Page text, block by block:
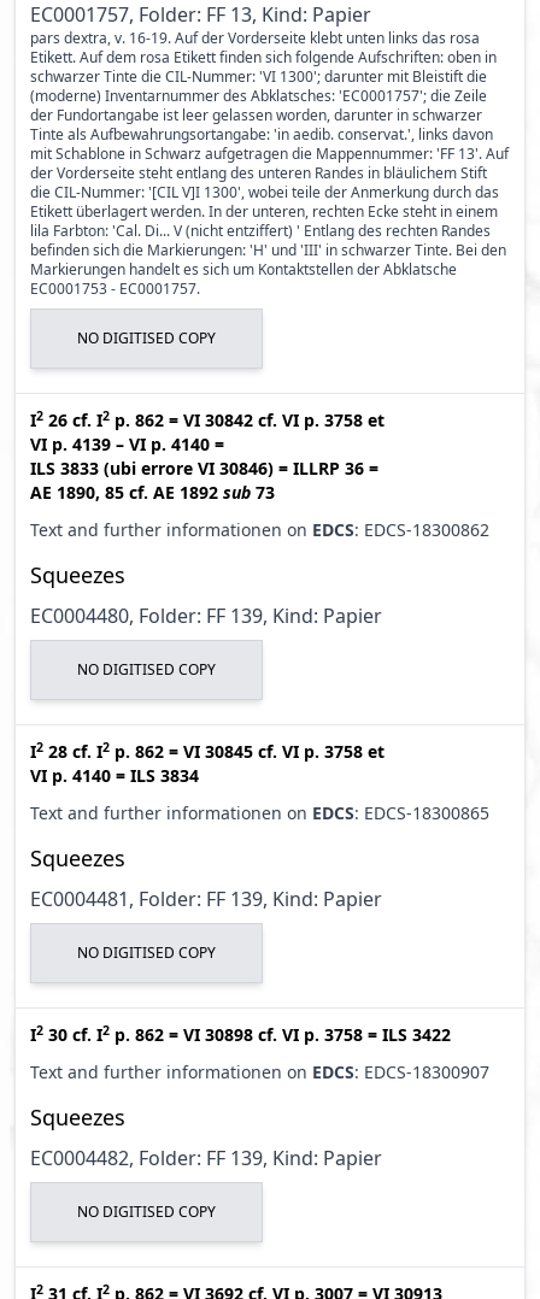
EC0001757, Folder: FF 13, Kind: Papier
pars dextra, v. 16-19. Auf der Vorderseite klebt unten links das rosa
Etikett. Auf dem rosa Etikett finden sich folgende Aufschriften: oben in
schwarzer Tinte die CIL-Nummer: 'VI 1300'; darunter mit Bleistift die
(moderne) Inventarnummer des Abklatsches: 'EC0001757'; die Zeile
der Fundortangabe ist leer gelassen worden, darunter in schwarzer
Tinte als Aufbewahrungsortangabe: 'in aedib. conservat.', links davon
mit Schablone in Schwarz aufgetragen die Mappennummer: 'FF 13'. Auf
der Vorderseite steht entlang des unteren Randes in bläulichem Stift
die CIL-Nummer: '[CIL V]I 1300', wobei teile der Anmerkung durch das
Etikett überlagert werden. In der unteren, rechten Ecke steht in einem
lila Farbton: 'Cal. Di... V (nicht entziffert) ' Entlang des rechten Randes
befinden sich die Markierungen: 'H' und 'III' in schwarzer Tinte. Bei den
Markierungen handelt es sich um Kontaktstellen der Abklatsche
EC0001753 - EC0001757.
NO DIGITISED COPY
I2 26 cf. I2 p. 862 = VI 30842 cf. VI p. 3758 et
VI p. 4139 – VI p. 4140 =
ILS 3833 (ubi errore VI 30846) = ILLRP 36 =
AE 1890, 85 cf. AE 1892 sub 73
Text and further informationen on EDCS: EDCS-18300862
Squeezes
EC0004480, Folder: FF 139, Kind: Papier
NO DIGITISED COPY
I2 28 cf. I2 p. 862 = VI 30845 cf. VI p. 3758 et
VI p. 4140 = ILS 3834
Text and further informationen on EDCS: EDCS-18300865
Squeezes
EC0004481, Folder: FF 139, Kind: Papier
NO DIGITISED COPY
I2 30 cf. I2 p. 862 = VI 30898 cf. VI p. 3758 = ILS 3422
Text and further informationen on EDCS: EDCS-18300907
Squeezes
EC0004482, Folder: FF 139, Kind: Papier
NO DIGITISED COPY
I2 31 cf. I2 p. 862 = VI 3692 cf. VI p. 3007 = VI 30913